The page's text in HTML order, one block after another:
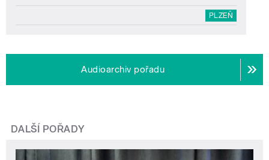
PLZEŇ
Audioarchiv pořadu
DALŠÍ POŘADY